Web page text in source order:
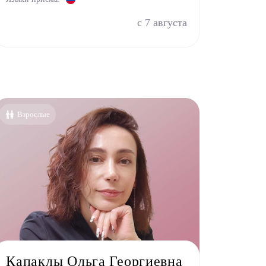
с 7 августа
Взрослые
Капаклы Ольга Георгиевна